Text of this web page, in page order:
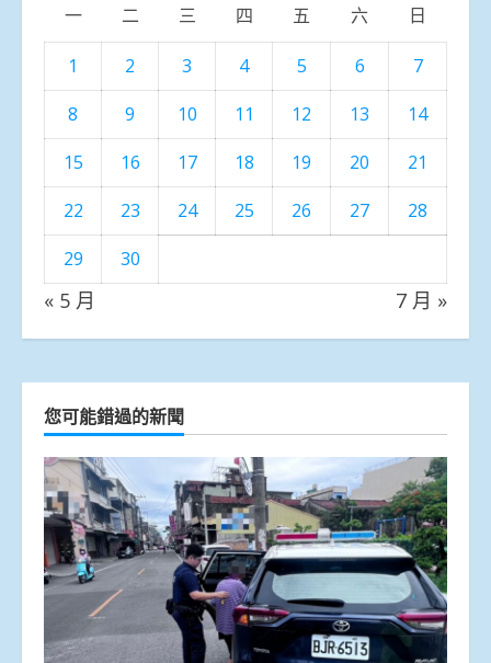
一 二 三 四 五 六 日
1 2 3 4 5 6
7
8
9 10 11 12 13
14
15
16 17 18 19 20
21
22
23 24 25 26 27
28
29
30
« 5 月 7 月 »
您可能錯過的新聞